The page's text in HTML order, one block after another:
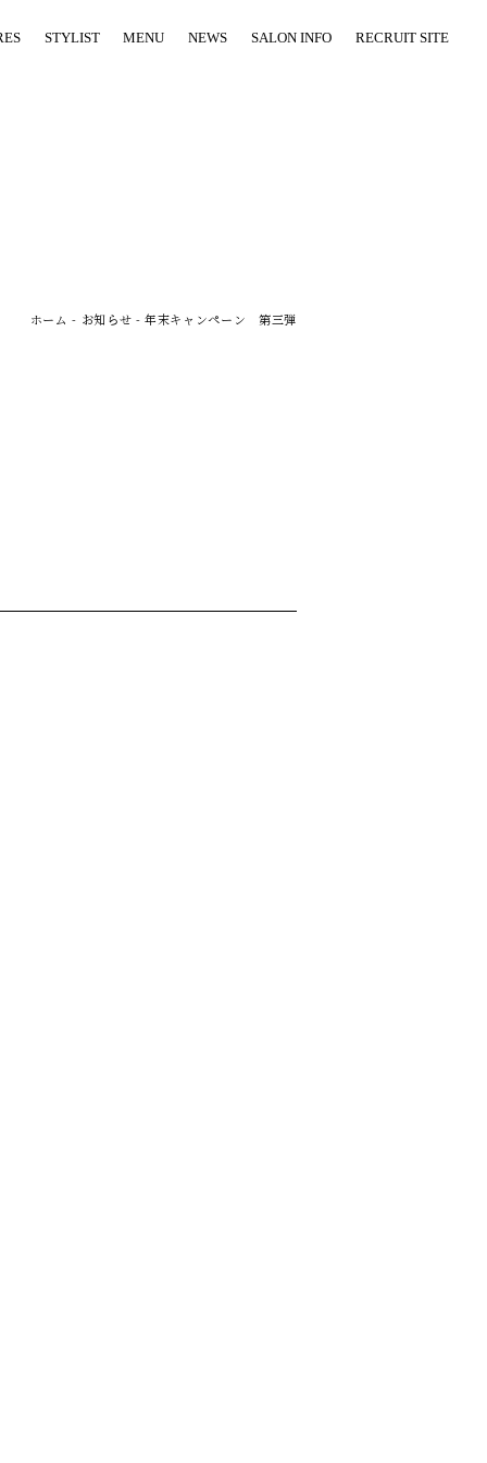
STYLIST MENU NEWS SALON INFO RECRUIT SITE
ホーム - お知らせ -年末キャンペーン 第三弾